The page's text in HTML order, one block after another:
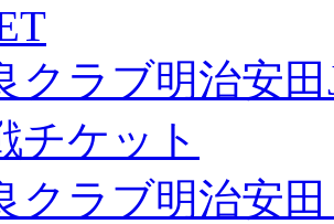
クラブ明治安
チケット
クラブ明治安